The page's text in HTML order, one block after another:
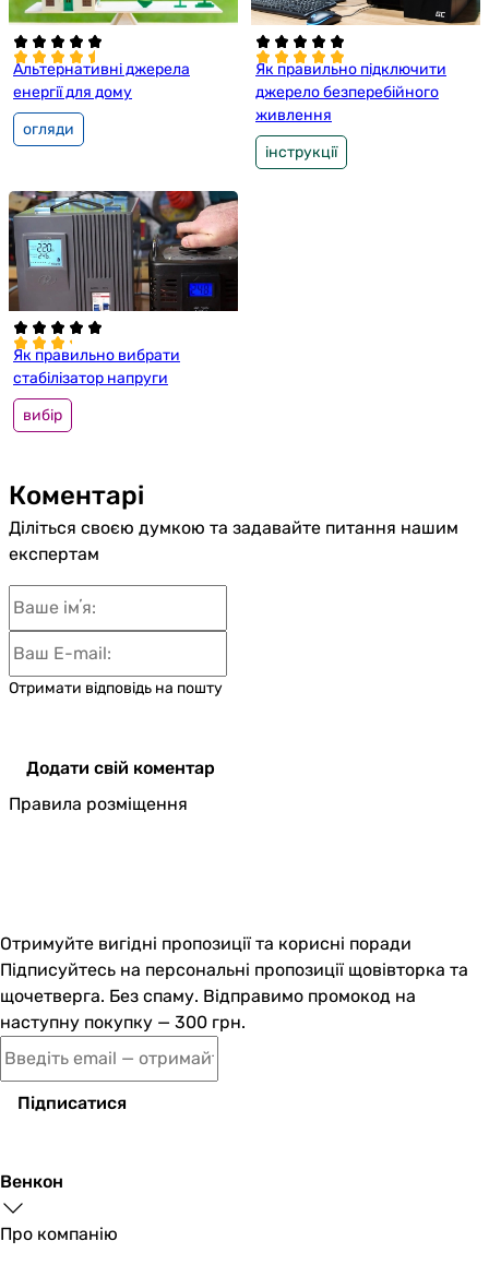
Альтернативні джерела
енергії для дому
огляди
Як правильно підключити
джерело безперебійного
живлення
інструкції
Як правильно вибрати
стабілізатор напруги
вибір
Коментарі
Діліться своєю думкою та задавайте питання нашим
експертам
Отримати відповідь на пошту
Додати свій коментар
Правила розміщення
Отримуйте вигідні пропозиції та корисні поради
Підписуйтесь на персональні пропозиції щовівторка та
щочетверга. Без спаму. Відправимо промокод на
наступну покупку — 300 грн.
Підписатися
Венкон
Про компанію